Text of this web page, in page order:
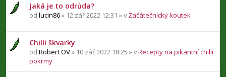
Jaká je to odrůda?
od lucin86» 12 zář 2022 12:31 » vZačátečnický koutek
Chilli škvarky
od Robert OV» 10 zář 2022 18:25 » vRecepty na pikantní chilli
pokrmy